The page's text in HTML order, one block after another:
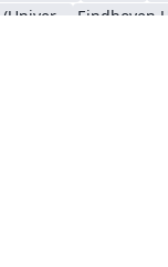
University of Ghent (Universiteit Gent)